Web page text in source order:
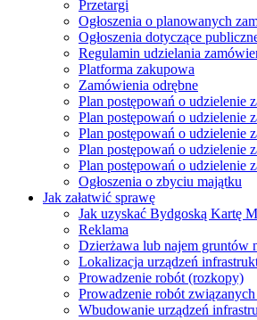
Przetargi
Ogłoszenia o planowanych
Ogłoszenia dotyczące
Regulamin udzielania
Platforma zakupowa
Zamówienia odrębne
Plan postępowań o udzielenie
Plan postępowań o udzielenie
Plan postępowań o udzielenie
Plan postępowań o udzielenie
Plan postępowań o udzielenie
Ogłoszenia o zbyciu majątku
Jak załatwić sprawę
Jak uzyskać Bydgoską Kartę
Reklama
Dzierżawa lub najem gruntów
Lokalizacja urządzeń
Prowadzenie robót (rozkopy)
Prowadzenie robót
Wbudowanie urządzeń